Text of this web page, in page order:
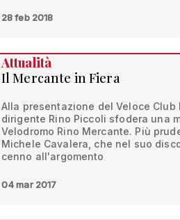
28 feb 2018
Attualità
Il Mercante in Fiera
Alla presentazione del Veloce Club
dirigente Rino Piccoli sfodera una
Velodromo Rino Mercante. Più
Michele Cavalera, che nel suo
cenno all'argomento
04 mar 2017